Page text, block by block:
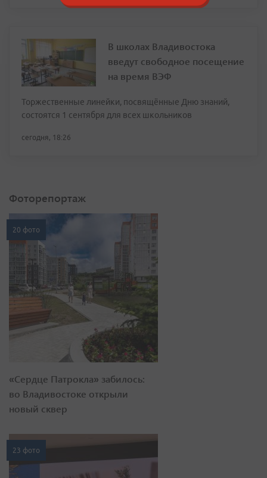
В школах Владивостока
введут свободное посещение
на время ВЭФ
Торжественные линейки, посвящённые Дню знаний,
состоятся 1 сентября для всех школьников
сегодня, 18:26
Фоторепортаж
20 фото
«Сердце Патрокла» забилось:
во Владивостоке открыли
новый сквер
23 фото